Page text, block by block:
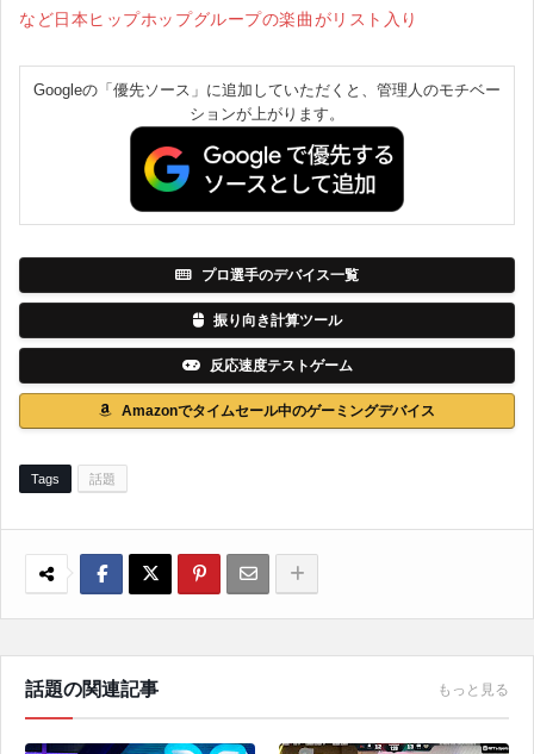
など日本ヒップホップグループの楽曲がリスト入り
Googleの「優先ソース」に追加していただくと、管理人のモチベー
ションが上がります。
プロ選手のデバイス一覧
振り向き計算ツール
反応速度テストゲーム
Amazonでタイムセール中のゲーミングデバイス
Tags 話題
話題の関連記事 もっと見る